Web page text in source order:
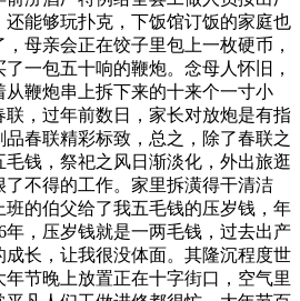
能够玩扑克，下饭馆订饭的家庭也
母亲会正在饺子里包上一枚硬币，
一包五十响的鞭炮。念母人怀旧，
鞭炮串上拆下来的十来个一寸小
，过年前数日，家长对放炮是有指
春联精彩标致，总之，除了春联之
钱，祭祀之风日渐淡化，外出旅逛
不得的工作。家里拆潢得干清洁
的伯父给了我五毛钱的压岁钱，年
年，压岁钱就是一两毛钱，过去出产
长，让我很没体面。其隆沉程度世
节晚上放置正在十字街口，空气里